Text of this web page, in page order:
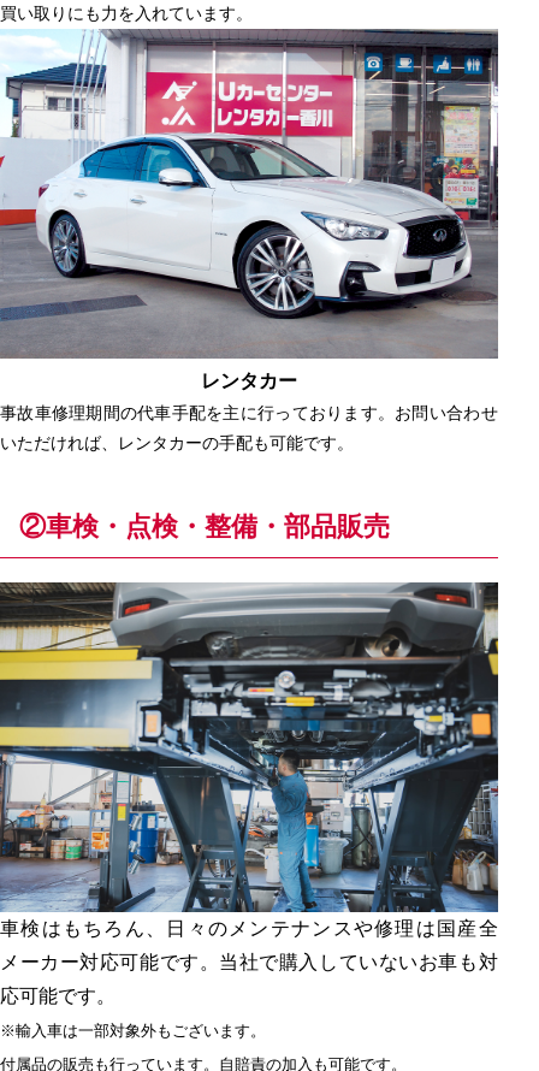
買い取りにも力を入れています。
レンタカー
事故車修理期間の代車手配を主に行っております。お問い合わせ
いただければ、レンタカーの手配も可能です。
②車検・点検・整備・部品販売
車検はもちろん、日々のメンテナンスや修理は国産全
メーカー対応可能です。当社で購入していないお車も対
応可能です。
※輸入車は一部対象外もございます。
付属品の販売も行っています。自賠責の加入も可能です。